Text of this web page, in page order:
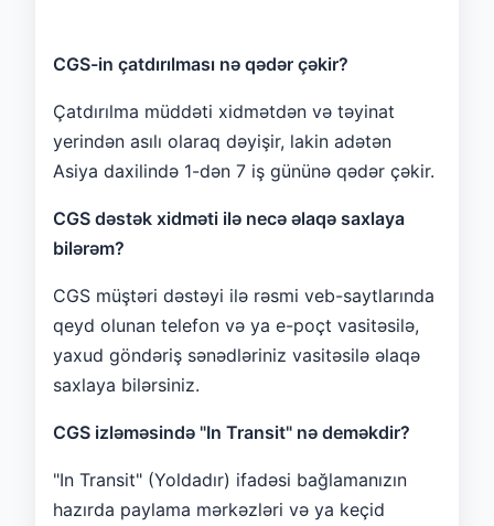
CGS-in çatdırılması nə qədər çəkir?
Çatdırılma müddəti xidmətdən və təyinat
yerindən asılı olaraq dəyişir, lakin adətən
Asiya daxilində 1-dən 7 iş gününə qədər çəkir.
CGS dəstək xidməti ilə necə əlaqə saxlaya
bilərəm?
CGS müştəri dəstəyi ilə rəsmi veb-saytlarında
qeyd olunan telefon və ya e-poçt vasitəsilə,
yaxud göndəriş sənədləriniz vasitəsilə əlaqə
saxlaya bilərsiniz.
CGS izləməsində "In Transit" nə deməkdir?
"In Transit" (Yoldadır) ifadəsi bağlamanızın
hazırda paylama mərkəzləri və ya keçid